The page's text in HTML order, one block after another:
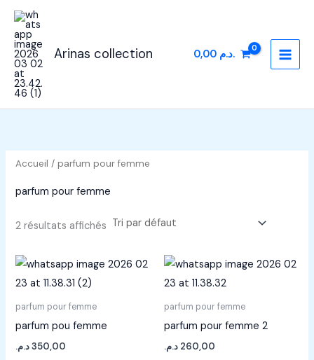
Aller
contenu
Arinas collection 0,00 د.م.
Accueil / parfum pour femme
parfum pour femme
2 résultats affichés
parfum pour femme
parfum pou femme
350,00 د.م.
parfum pour femme
parfum pour femme 2
260,00 د.م.